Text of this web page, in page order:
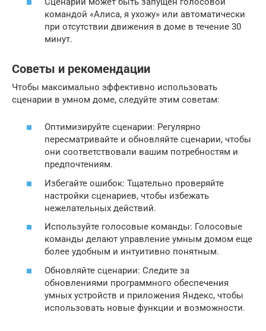
командой «Алиса, я ухожу» или автоматически
при отсутствии движения в доме в течение 30
минут.
Советы и рекомендации
Чтобы максимально эффективно использовать
сценарии в умном доме, следуйте этим советам:
Оптимизируйте сценарии: Регулярно
пересматривайте и обновляйте сценарии, чтобы
они соответствовали вашим потребностям и
предпочтениям.
Избегайте ошибок: Тщательно проверяйте
настройки сценариев, чтобы избежать
нежелательных действий.
Используйте голосовые команды: Голосовые
команды делают управление умным домом еще
более удобным и интуитивно понятным.
Обновляйте сценарии: Следите за
обновлениями программного обеспечения
умных устройств и приложения Яндекс, чтобы
использовать новые функции и возможности.